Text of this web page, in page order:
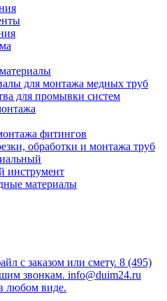
для монтажа медных труб
для промывки систем
фитингов
обработки и монтажа труб
инструмент
материалы
с заказом или смету. 8 (495)
звонкам. info@duim24.ru
любом виде.